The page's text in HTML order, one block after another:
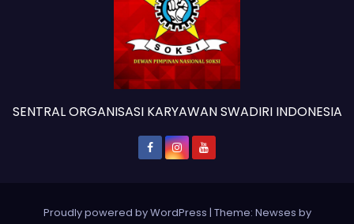
SENTRAL ORGANISASI KARYAWAN SWADIRI INDONESIA
Proudly powered by WordPress | Theme: Newses by